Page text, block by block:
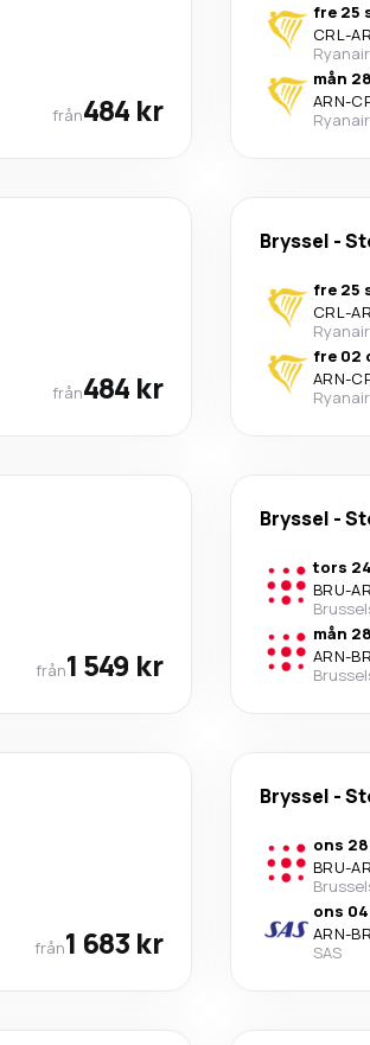
från484 kr
fre 25
CRL-
Ryanair
mån
ARN-
Ryanair
från484 kr
Bryssel -
fre 25
CRL-
Ryanair
fre 02
ARN-
Ryanair
från1 549 kr
Bryssel -
tors
BRU-
mån
ARN-
från1 683 kr
Bryssel -
ons
BRU-
ons
ARN-
SAS